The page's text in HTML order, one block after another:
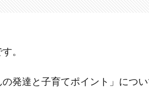
。
発達と子育てポイント」につ